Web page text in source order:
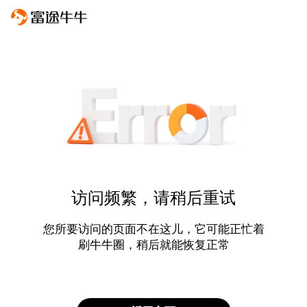
访问频繁，请稍后重试
您所要访问的页面不在这儿，它可能正忙着
刷牛牛圈，稍后就能恢复正常